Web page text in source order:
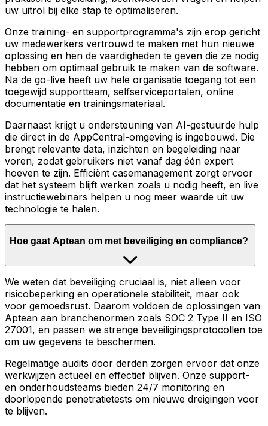
uw uitrol bij elke stap te optimaliseren.
Onze training- en supportprogramma's zijn erop gericht
uw medewerkers vertrouwd te maken met hun nieuwe
oplossing en hen de vaardigheden te geven die ze nodig
hebben om optimaal gebruik te maken van de software.
Na de go-live heeft uw hele organisatie toegang tot een
toegewijd supportteam, selfserviceportalen, online
documentatie en trainingsmateriaal.
Daarnaast krijgt u ondersteuning van AI-gestuurde hulp
die direct in de AppCentral-omgeving is ingebouwd. Die
brengt relevante data, inzichten en begeleiding naar
voren, zodat gebruikers niet vanaf dag één expert
hoeven te zijn. Efficiënt casemanagement zorgt ervoor
dat het systeem blijft werken zoals u nodig heeft, en live
instructiewebinars helpen u nog meer waarde uit uw
technologie te halen.
Hoe gaat Aptean om met beveiliging en compliance?
We weten dat beveiliging cruciaal is, niet alleen voor
risicobeperking en operationele stabiliteit, maar ook
voor gemoedsrust. Daarom voldoen de oplossingen van
Aptean aan branchenormen zoals SOC 2 Type II en ISO
27001, en passen we strenge beveiligingsprotocollen toe
om uw gegevens te beschermen.
Regelmatige audits door derden zorgen ervoor dat onze
werkwijzen actueel en effectief blijven. Onze support-
en onderhoudsteams bieden 24/7 monitoring en
doorlopende penetratietests om nieuwe dreigingen voor
te blijven.